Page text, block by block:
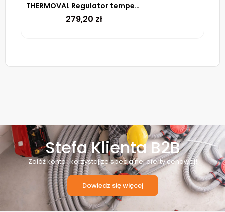
THERMOVAL Regulator temperatury TVT 04 ED Biały
279,20 zł
Stefa Klienta B2B
Załóż konto i korzystaj ze specjalnej oferty cenowej!
Dowiedz się więcej